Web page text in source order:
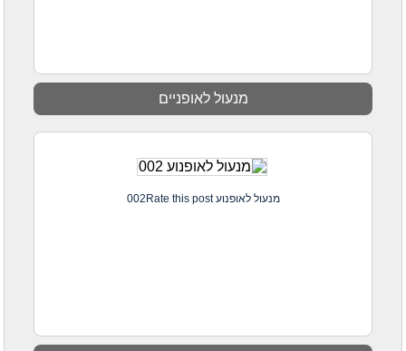
מנעול לאופניים
מנעול לאופנוע 002Rate this post